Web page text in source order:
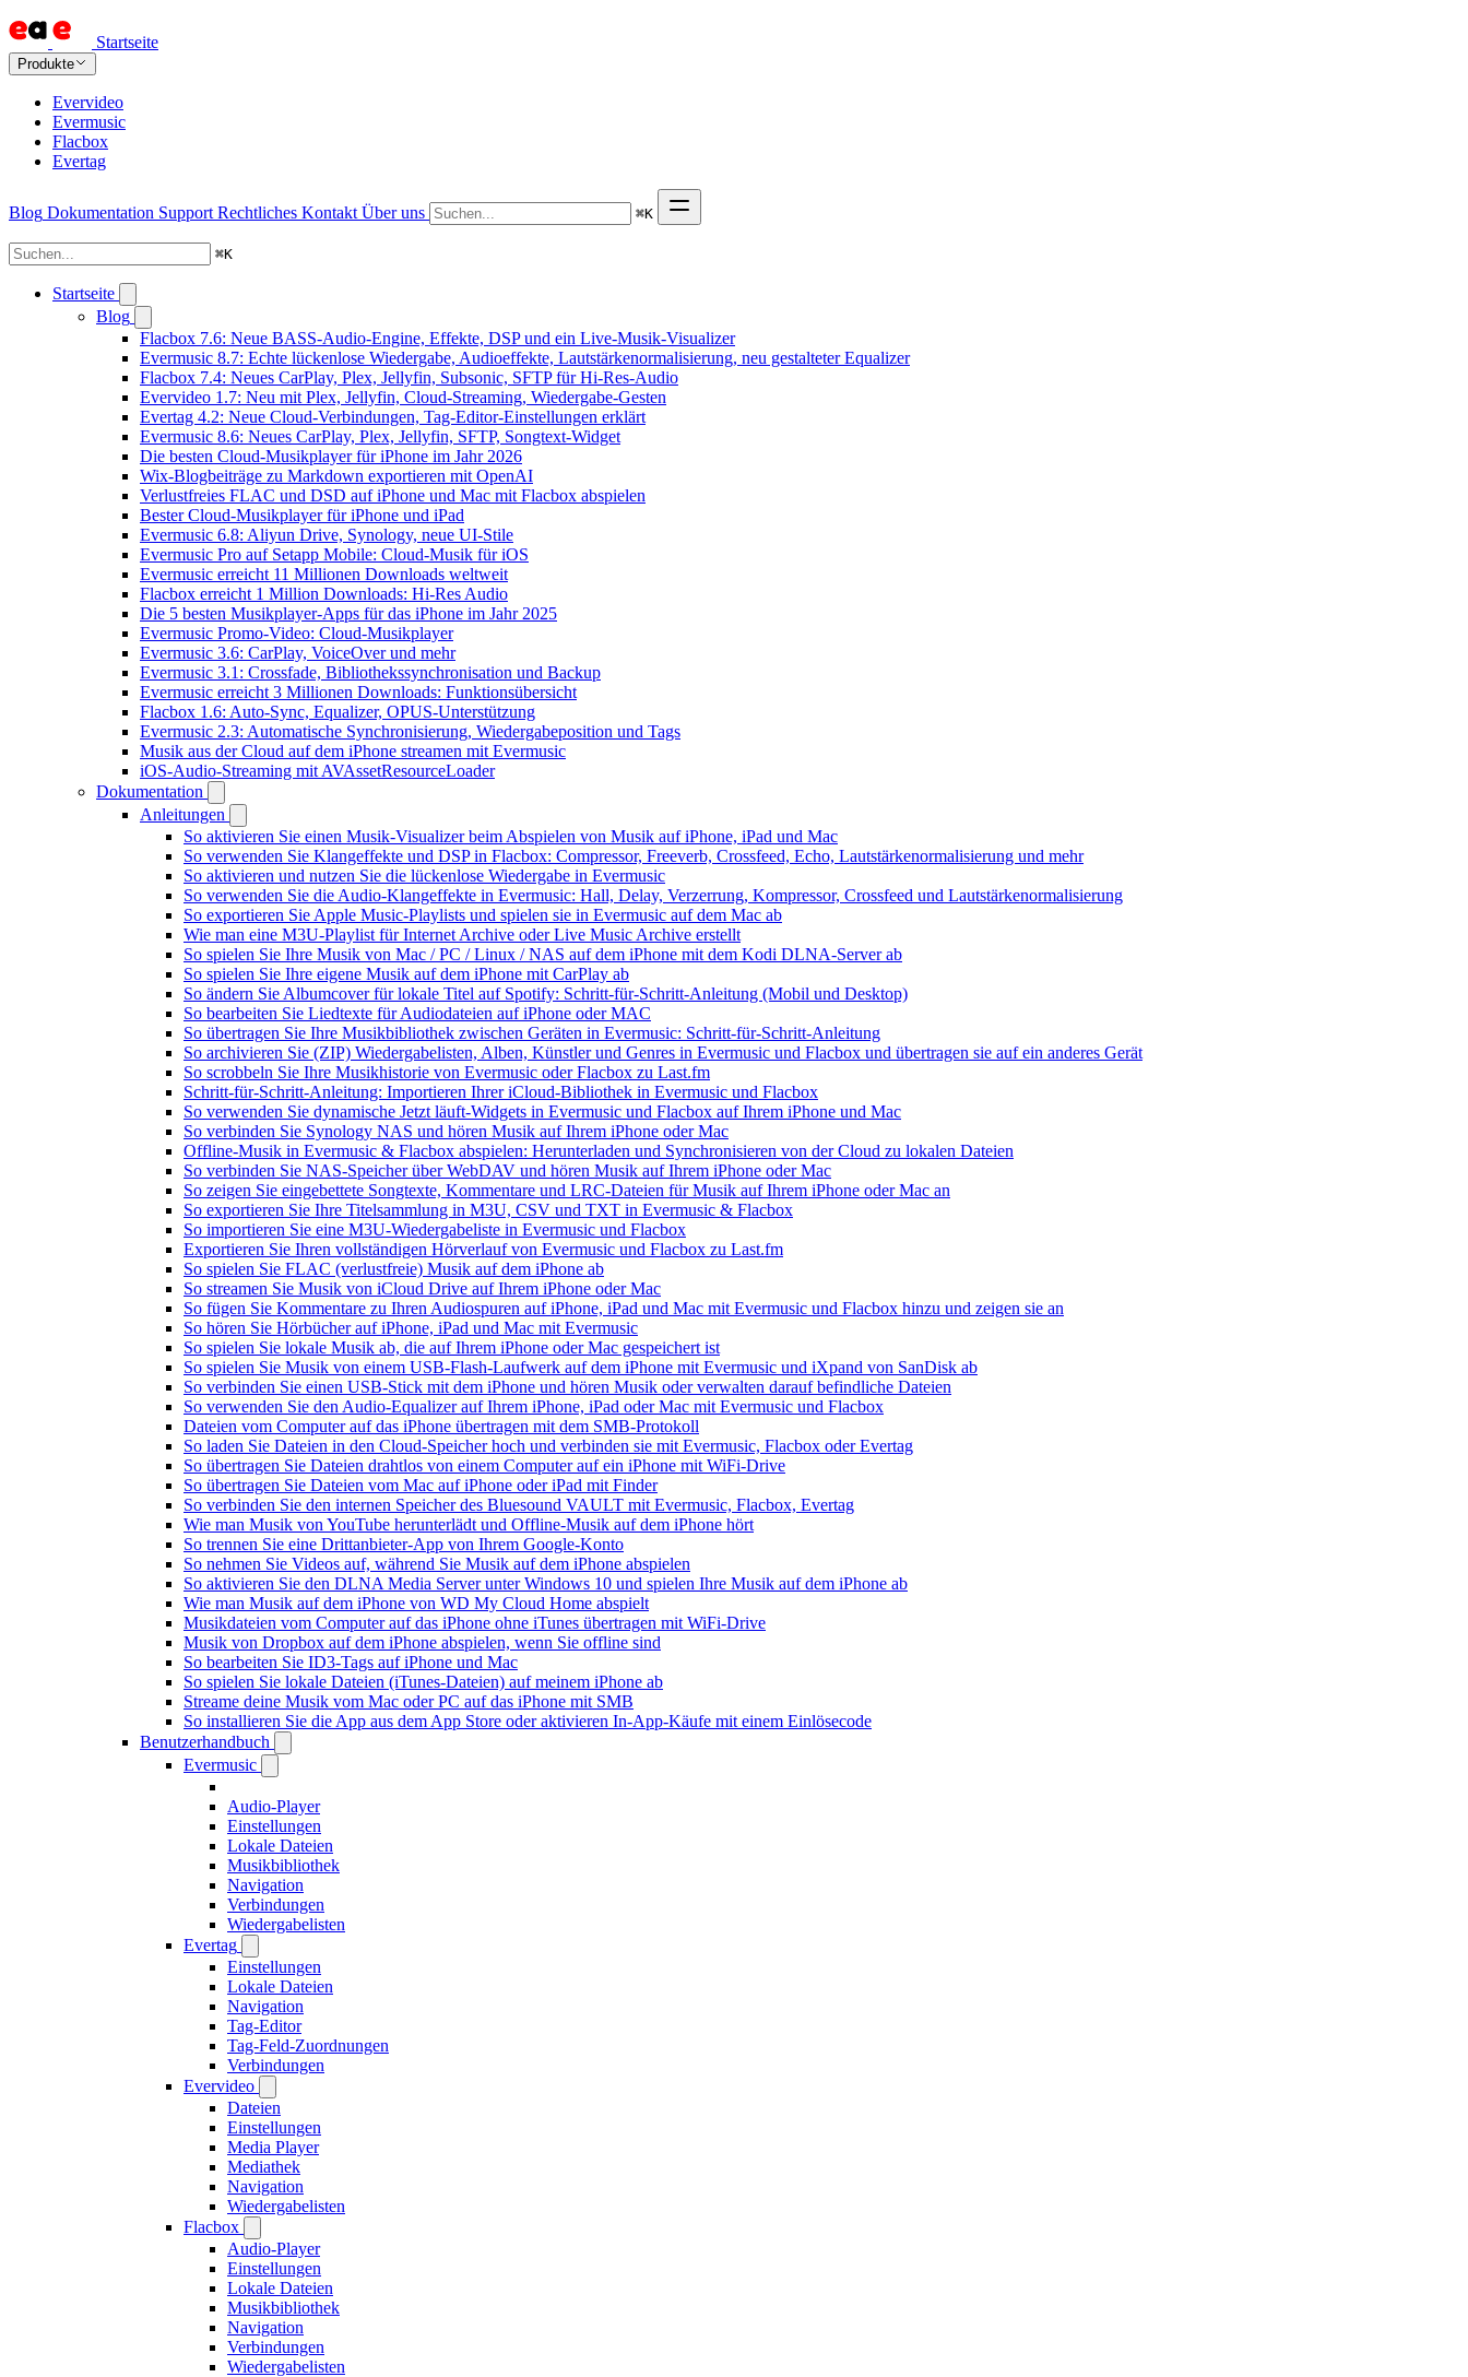
Startseite
Produkte
Evervideo
Evermusic
Flacbox
Evertag
Blog Dokumentation Support Rechtliches Kontakt Über uns ⌘K
⌘K
Startseite
Blog
Flacbox 7.6: Neue BASS-Audio-Engine, Effekte, DSP und ein Live-Musik-Visualizer
Evermusic 8.7: Echte lückenlose Wiedergabe, Audioeffekte, Lautstärkenormalisierung, neu gestalteter Equalizer
Flacbox 7.4: Neues CarPlay, Plex, Jellyfin, Subsonic, SFTP für Hi-Res-Audio
Evervideo 1.7: Neu mit Plex, Jellyfin, Cloud-Streaming, Wiedergabe-Gesten
Evertag 4.2: Neue Cloud-Verbindungen, Tag-Editor-Einstellungen erklärt
Evermusic 8.6: Neues CarPlay, Plex, Jellyfin, SFTP, Songtext-Widget
Die besten Cloud-Musikplayer für iPhone im Jahr 2026
Wix-Blogbeiträge zu Markdown exportieren mit OpenAI
Verlustfreies FLAC und DSD auf iPhone und Mac mit Flacbox abspielen
Bester Cloud-Musikplayer für iPhone und iPad
Evermusic 6.8: Aliyun Drive, Synology, neue UI-Stile
Evermusic Pro auf Setapp Mobile: Cloud-Musik für iOS
Evermusic erreicht 11 Millionen Downloads weltweit
Flacbox erreicht 1 Million Downloads: Hi-Res Audio
Die 5 besten Musikplayer-Apps für das iPhone im Jahr 2025
Evermusic Promo-Video: Cloud-Musikplayer
Evermusic 3.6: CarPlay, VoiceOver und mehr
Evermusic 3.1: Crossfade, Bibliothekssynchronisation und Backup
Evermusic erreicht 3 Millionen Downloads: Funktionsübersicht
Flacbox 1.6: Auto-Sync, Equalizer, OPUS-Unterstützung
Evermusic 2.3: Automatische Synchronisierung, Wiedergabeposition und Tags
Musik aus der Cloud auf dem iPhone streamen mit Evermusic
iOS-Audio-Streaming mit AVAssetResourceLoader
Dokumentation
Anleitungen
So aktivieren Sie einen Musik-Visualizer beim Abspielen von Musik auf iPhone, iPad und Mac
So verwenden Sie Klangeffekte und DSP in Flacbox: Compressor, Freeverb, Crossfeed, Echo, Lautstärkenormalisierung und mehr
So aktivieren und nutzen Sie die lückenlose Wiedergabe in Evermusic
So verwenden Sie die Audio-Klangeffekte in Evermusic: Hall, Delay, Verzerrung, Kompressor, Crossfeed und Lautstärkenormalisierung
So exportieren Sie Apple Music-Playlists und spielen sie in Evermusic auf dem Mac ab
Wie man eine M3U-Playlist für Internet Archive oder Live Music Archive erstellt
So spielen Sie Ihre Musik von Mac / PC / Linux / NAS auf dem iPhone mit dem Kodi DLNA-Server ab
So spielen Sie Ihre eigene Musik auf dem iPhone mit CarPlay ab
So ändern Sie Albumcover für lokale Titel auf Spotify: Schritt-für-Schritt-Anleitung (Mobil und Desktop)
So bearbeiten Sie Liedtexte für Audiodateien auf iPhone oder MAC
So übertragen Sie Ihre Musikbibliothek zwischen Geräten in Evermusic: Schritt-für-Schritt-Anleitung
So archivieren Sie (ZIP) Wiedergabelisten, Alben, Künstler und Genres in Evermusic und Flacbox und übertragen sie auf ein anderes Gerät
So scrobbeln Sie Ihre Musikhistorie von Evermusic oder Flacbox zu Last.fm
Schritt-für-Schritt-Anleitung: Importieren Ihrer iCloud-Bibliothek in Evermusic und Flacbox
So verwenden Sie dynamische Jetzt läuft-Widgets in Evermusic und Flacbox auf Ihrem iPhone und Mac
So verbinden Sie Synology NAS und hören Musik auf Ihrem iPhone oder Mac
Offline-Musik in Evermusic & Flacbox abspielen: Herunterladen und Synchronisieren von der Cloud zu lokalen Dateien
So verbinden Sie NAS-Speicher über WebDAV und hören Musik auf Ihrem iPhone oder Mac
So zeigen Sie eingebettete Songtexte, Kommentare und LRC-Dateien für Musik auf Ihrem iPhone oder Mac an
So exportieren Sie Ihre Titelsammlung in M3U, CSV und TXT in Evermusic & Flacbox
So importieren Sie eine M3U-Wiedergabeliste in Evermusic und Flacbox
Exportieren Sie Ihren vollständigen Hörverlauf von Evermusic und Flacbox zu Last.fm
So spielen Sie FLAC (verlustfreie) Musik auf dem iPhone ab
So streamen Sie Musik von iCloud Drive auf Ihrem iPhone oder Mac
So fügen Sie Kommentare zu Ihren Audiospuren auf iPhone, iPad und Mac mit Evermusic und Flacbox hinzu und zeigen sie an
So hören Sie Hörbücher auf iPhone, iPad und Mac mit Evermusic
So spielen Sie lokale Musik ab, die auf Ihrem iPhone oder Mac gespeichert ist
So spielen Sie Musik von einem USB-Flash-Laufwerk auf dem iPhone mit Evermusic und iXpand von SanDisk ab
So verbinden Sie einen USB-Stick mit dem iPhone und hören Musik oder verwalten darauf befindliche Dateien
So verwenden Sie den Audio-Equalizer auf Ihrem iPhone, iPad oder Mac mit Evermusic und Flacbox
Dateien vom Computer auf das iPhone übertragen mit dem SMB-Protokoll
So laden Sie Dateien in den Cloud-Speicher hoch und verbinden sie mit Evermusic, Flacbox oder Evertag
So übertragen Sie Dateien drahtlos von einem Computer auf ein iPhone mit WiFi-Drive
So übertragen Sie Dateien vom Mac auf iPhone oder iPad mit Finder
So verbinden Sie den internen Speicher des Bluesound VAULT mit Evermusic, Flacbox, Evertag
Wie man Musik von YouTube herunterlädt und Offline-Musik auf dem iPhone hört
So trennen Sie eine Drittanbieter-App von Ihrem Google-Konto
So nehmen Sie Videos auf, während Sie Musik auf dem iPhone abspielen
So aktivieren Sie den DLNA Media Server unter Windows 10 und spielen Ihre Musik auf dem iPhone ab
Wie man Musik auf dem iPhone von WD My Cloud Home abspielt
Musikdateien vom Computer auf das iPhone ohne iTunes übertragen mit WiFi-Drive
Musik von Dropbox auf dem iPhone abspielen, wenn Sie offline sind
So bearbeiten Sie ID3-Tags auf iPhone und Mac
So spielen Sie lokale Dateien (iTunes-Dateien) auf meinem iPhone ab
Streame deine Musik vom Mac oder PC auf das iPhone mit SMB
So installieren Sie die App aus dem App Store oder aktivieren In-App-Käufe mit einem Einlösecode
Benutzerhandbuch
Evermusic
Audio-Player
Einstellungen
Lokale Dateien
Musikbibliothek
Navigation
Verbindungen
Wiedergabelisten
Evertag
Einstellungen
Lokale Dateien
Navigation
Tag-Editor
Tag-Feld-Zuordnungen
Verbindungen
Evervideo
Dateien
Einstellungen
Media Player
Mediathek
Navigation
Wiedergabelisten
Flacbox
Audio-Player
Einstellungen
Lokale Dateien
Musikbibliothek
Navigation
Verbindungen
Wiedergabelisten